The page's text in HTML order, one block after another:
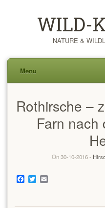
WILD-
NATURE &
Menu
Skip
to
content
Rothirsche –
Farn nach
On 30-10-2016 -
Facebook
TwitterEmail